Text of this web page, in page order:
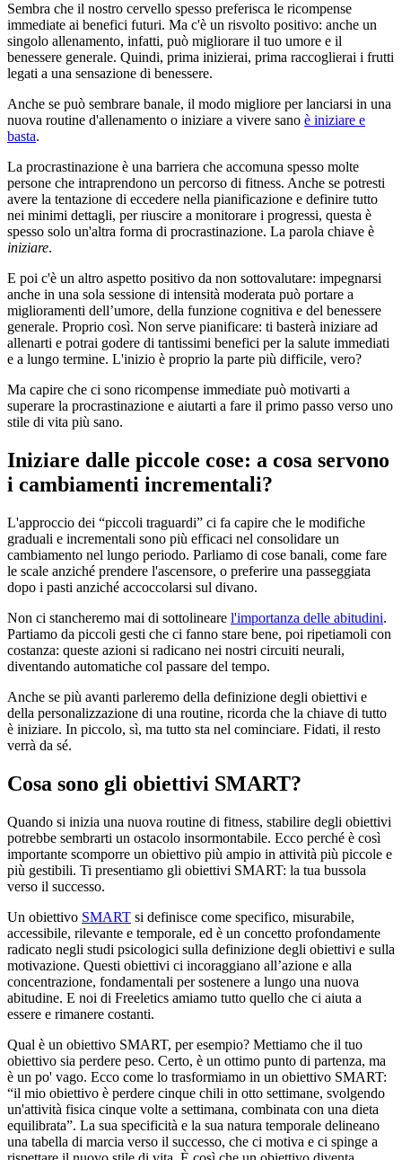
Sembra che il nostro cervello spesso preferisca le ricompense
immediate ai benefici futuri. Ma c'è un risvolto positivo: anche un
singolo allenamento, infatti, può migliorare il tuo umore e il
benessere generale. Quindi, prima inizierai, prima raccoglierai i frutti
legati a una sensazione di benessere.
Anche se può sembrare banale, il modo migliore per lanciarsi in una
nuova routine d'allenamento o iniziare a vivere sano è iniziare e
basta.
La procrastinazione è una barriera che accomuna spesso molte
persone che intraprendono un percorso di fitness. Anche se potresti
avere la tentazione di eccedere nella pianificazione e definire tutto
nei minimi dettagli, per riuscire a monitorare i progressi, questa è
spesso solo un'altra forma di procrastinazione. La parola chiave è
iniziare.
E poi c'è un altro aspetto positivo da non sottovalutare: impegnarsi
anche in una sola sessione di intensità moderata può portare a
miglioramenti dell’umore, della funzione cognitiva e del benessere
generale. Proprio così. Non serve pianificare: ti basterà iniziare ad
allenarti e potrai godere di tantissimi benefici per la salute immediati
e a lungo termine. L'inizio è proprio la parte più difficile, vero?
Ma capire che ci sono ricompense immediate può motivarti a
superare la procrastinazione e aiutarti a fare il primo passo verso uno
stile di vita più sano.
Iniziare dalle piccole cose: a cosa servono
i cambiamenti incrementali?
L'approccio dei “piccoli traguardi” ci fa capire che le modifiche
graduali e incrementali sono più efficaci nel consolidare un
cambiamento nel lungo periodo. Parliamo di cose banali, come fare
le scale anziché prendere l'ascensore, o preferire una passeggiata
dopo i pasti anziché accoccolarsi sul divano.
Non ci stancheremo mai di sottolineare l'importanza delle abitudini.
Partiamo da piccoli gesti che ci fanno stare bene, poi ripetiamoli con
costanza: queste azioni si radicano nei nostri circuiti neurali,
diventando automatiche col passare del tempo.
Anche se più avanti parleremo della definizione degli obiettivi e
della personalizzazione di una routine, ricorda che la chiave di tutto
è iniziare. In piccolo, sì, ma tutto sta nel cominciare. Fidati, il resto
verrà da sé.
Cosa sono gli obiettivi SMART?
Quando si inizia una nuova routine di fitness, stabilire degli obiettivi
potrebbe sembrarti un ostacolo insormontabile. Ecco perché è così
importante scomporre un obiettivo più ampio in attività più piccole e
più gestibili. Ti presentiamo gli obiettivi SMART: la tua bussola
verso il successo.
Un obiettivo SMART si definisce come specifico, misurabile,
accessibile, rilevante e temporale, ed è un concetto profondamente
radicato negli studi psicologici sulla definizione degli obiettivi e sulla
motivazione. Questi obiettivi ci incoraggiano all’azione e alla
concentrazione, fondamentali per sostenere a lungo una nuova
abitudine. E noi di Freeletics amiamo tutto quello che ci aiuta a
essere e rimanere costanti.
Qual è un obiettivo SMART, per esempio? Mettiamo che il tuo
obiettivo sia perdere peso. Certo, è un ottimo punto di partenza, ma
è un po' vago. Ecco come lo trasformiamo in un obiettivo SMART:
“il mio obiettivo è perdere cinque chili in otto settimane, svolgendo
un'attività fisica cinque volte a settimana, combinata con una dieta
equilibrata”. La sua specificità e la sua natura temporale delineano
una tabella di marcia verso il successo, che ci motiva e ci spinge a